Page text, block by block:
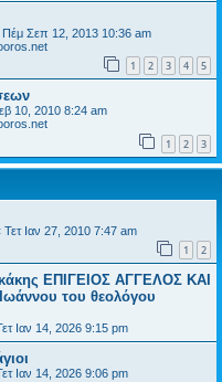
Πέμ Σεπ 12, 2013 10:36 am
1 2 3 4 5
10, 2010 8:24 am
1 2 3
Τετ Ιαν 27, 2010 7:47 am
1 2
ΕΠΙΓΕΙΟΣ ΑΓΓΕΛΟΣ ΚΑΙ
του θεολόγου
Ιαν 14, 2026 9:15 pm
Ιαν 14, 2026 9:06 pm